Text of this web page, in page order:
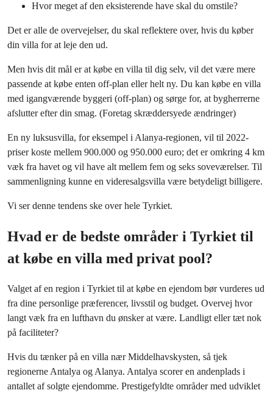
Hvor meget af den eksisterende have skal du omstile?
Det er alle de overvejelser, du skal reflektere over, hvis du køber
din villa for at leje den ud.
Men hvis dit mål er at købe en villa til dig selv, vil det være mere
passende at købe enten off-plan eller helt ny. Du kan købe en villa
med igangværende byggeri (off-plan) og sørge for, at bygherrerne
afslutter efter din smag. (Foretag skræddersyede ændringer)
En ny luksusvilla, for eksempel i Alanya-regionen, vil til 2022-
priser koste mellem 900.000 og 950.000 euro; det er omkring 4 km
væk fra havet og vil have alt mellem fem og seks soveværelser. Til
sammenligning kunne en videresalgsvilla være betydeligt billigere.
Vi ser denne tendens ske over hele Tyrkiet.
Hvad er de bedste områder i Tyrkiet til
at købe en villa med privat pool?
Valget af en region i Tyrkiet til at købe en ejendom bør vurderes ud
fra dine personlige præferencer, livsstil og budget. Overvej hvor
langt væk fra en lufthavn du ønsker at være. Landligt eller tæt nok
på faciliteter?
Hvis du tænker på en villa nær Middelhavskysten, så tjek
regionerne Antalya og Alanya. Antalya scorer en andenplads i
antallet af solgte ejendomme. Prestigefyldte områder med udviklet